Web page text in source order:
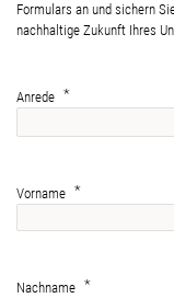
Formulars an und sichern
nachhaltige Zukunft Ihres
Anrede
Vorname
Nachname